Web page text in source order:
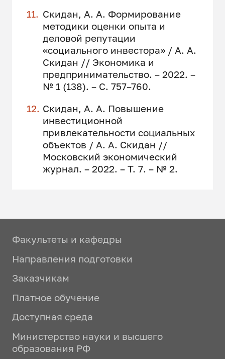
Скидан, А. А. Формирование
методики оценки опыта и
деловой репутации
«социального инвестора» / А. А.
Скидан // Экономика и
предпринимательство. – 2022. –
№ 1 (138). – С. 757–760.
Скидан, А. А. Повышение
инвестиционной
привлекательности социальных
объектов / А. А. Скидан //
Московский экономический
журнал. – 2022. – Т. 7. – № 2.
Факультеты и кафедры
Направления подготовки
Заказчикам
Платное обучение
Доступная среда
Министерство науки и высшего
образования РФ